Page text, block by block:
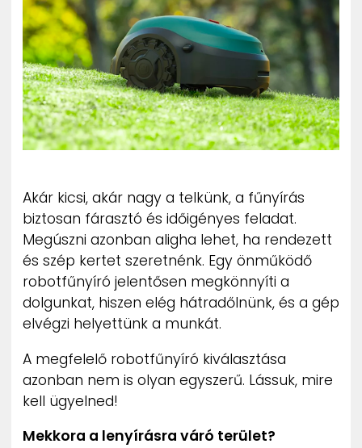
ZENE
MÉDIAAJÁNLAT
IMPRESSZUM
PR-ARCHÍVUM
ADATKEZELÉSI TÁJÉKOZTATÓ
Akár kicsi, akár nagy a telkünk, a fűnyírás
biztosan fárasztó és időigényes feladat.
Megúszni azonban aligha lehet, ha rendezett
és szép kertet szeretnénk. Egy önműködő
robotfűnyíró jelentősen megkönnyíti a
dolgunkat, hiszen elég hátradőlnünk, és a gép
elvégzi helyettünk a munkát.
A megfelelő robotfűnyíró kiválasztása
azonban nem is olyan egyszerű. Lássuk, mire
kell ügyelned!
Mekkora a lenyírásra váró terület?